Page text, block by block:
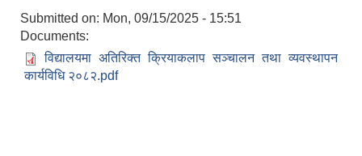
Submitted on: Mon, 09/15/2025 - 15:51
Documents:
विद्यालयमा अतिरिक्त क्रियाकलाप सञ्चालन तथा व्यवस्थापन
कार्यविधि २०८२.pdf